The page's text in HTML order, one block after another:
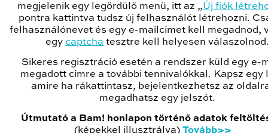
megjelenik egy legördülő menü, itt az „Új fiók
pontra kattintva tudsz új felhasználót létrehozni.
felhasználónevet és egy e-mailcímet kell megadnod,
egy captcha tesztre kell helyesen
Sikeres regisztráció esetén a rendszer küld egy e-
megadott címre a további tennivalókkal. Kapsz egy
amire ha rákattintasz, bejelentkezhetsz az
megadhatsz egy jelszót.
Útmutató a Bam! honlapon történő adatok
(képekkel illusztrálva) Tovább>>